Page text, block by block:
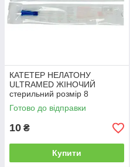
КАТЕТЕР НЕЛАТОНУ
ULTRAMED ЖІНОЧИЙ
стерильний розмір 8
Готово до відправки
10 ₴
Купити